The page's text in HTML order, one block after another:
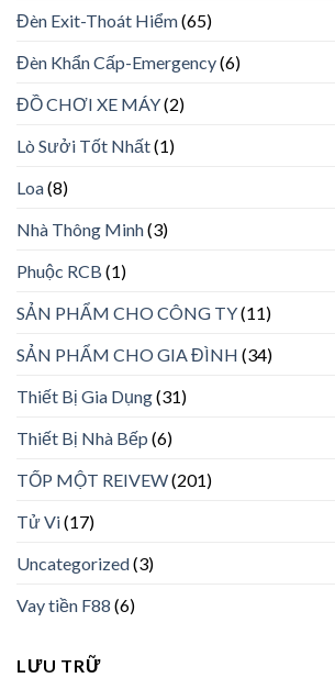
Đèn Exit-Thoát Hiểm(65)
Đèn Khẩn Cấp-Emergency(6)
ĐỒ CHƠI XE MÁY(2)
Lò Sưởi Tốt Nhất(1)
Loa(8)
Nhà Thông Minh(3)
Phuộc RCB (1)
SẢN PHẨM CHO CÔNG TY(11)
SẢN PHẨM CHO GIA ĐÌNH (34)
Thiết Bị Gia Dụng(31)
Thiết Bị Nhà Bếp (6)
TỐP MỘT REIVEW(201)
Tử Vi(17)
Uncategorized(3)
Vay tiền F88 (6)
LƯU TRỮ